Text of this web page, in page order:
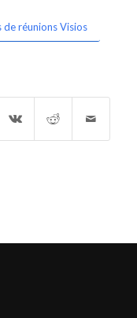
réunions Visios